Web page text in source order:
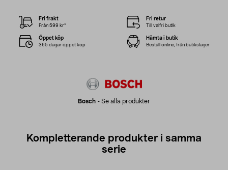
Bosch - Se alla produkter
Fri frakt
Från 599 kr*
Fri retur
Till valfri butik
Öppet köp
365 dagar öppet köp
Hämta i butik
Beställ online, från butikslager
Kompletterande produkter i samma
serie